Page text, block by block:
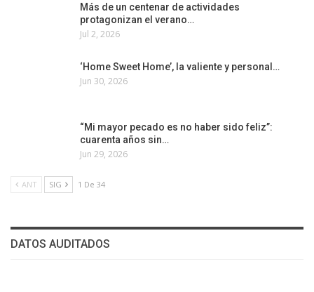
Más de un centenar de actividades
protagonizan el verano…
Jul 2, 2026
‘Home Sweet Home’, la valiente y personal…
Jun 30, 2026
“Mi mayor pecado es no haber sido feliz”:
cuarenta años sin…
Jun 29, 2026
ANT SIG 1 De 34
DATOS AUDITADOS